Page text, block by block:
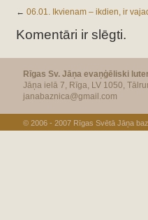
← 06.01. Ikvienam – ikdien, ir
Komentāri ir slēgti.
Rīgas Sv. Jāņa evaņģēliski
Jāņa ielā 7, Rīga, LV 1050,
janabaznica@gmail.com
© 2006 - 2007 Rīgas Svētā Jāņa